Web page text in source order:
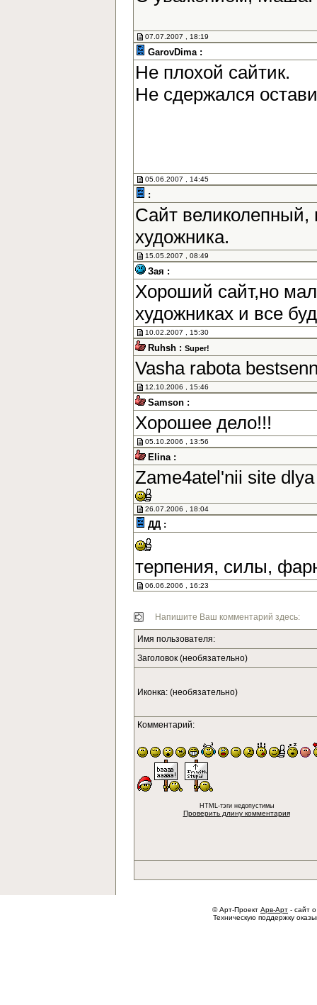
07.07.2007 , 18:19
GarovDima :
Не плохой сайтик.
Не сдержался
05.06.2007 , 14:45
:
Сайт великолепный,
художника.
15.05.2007 , 08:49
Зая :
Хороший сайт,но
художниках и все
10.02.2007 , 15:30
Ruhsh : Super!
Vasha rabota
12.10.2006 , 15:46
Samson :
Хорошее дело!!!
05.10.2006 , 13:56
Elina :
Zame4atel'nii site
26.07.2006 , 18:04
ДД :
терпения, силы,
06.06.2006 , 16:23
Напишите Ваш комментарий здесь:
Имя пользователя:
Заголовок (необязательно)
Иконка: (необязательно)
Комментарий:
HTML-тэги недопустимы
Проверить длину комментария
© Арт-Проект Арв-Арт - сайт
Техническую поддержку